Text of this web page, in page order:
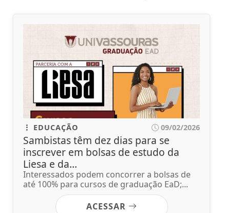
EDUCAÇÃO 09/02/2026
Sambistas têm dez dias para se
inscrever em bolsas de estudo da
Liesa e da...
Interessados podem concorrer a bolsas de
até 100% para cursos de graduação EaD;...
ACESSAR